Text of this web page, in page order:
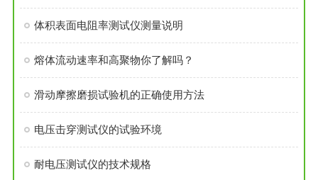
体积表面电阻率测试仪测量说明
熔体流动速率和高聚物你了解吗？
滑动摩擦磨损试验机的正确使用方法
电压击穿测试仪的试验环境
耐电压测试仪的技术规格